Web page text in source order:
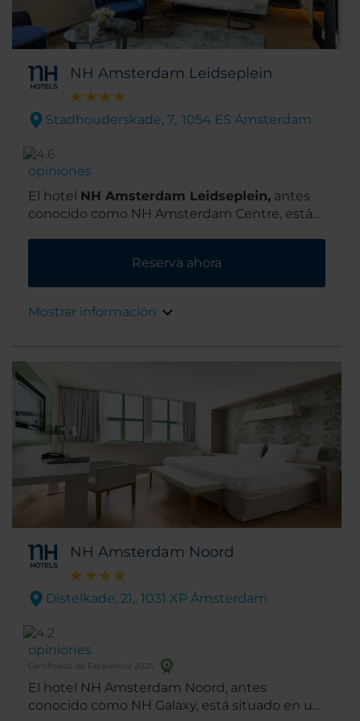
NH Amsterdam Leidseplein
Stadhouderskade, 7,. 1054 ES Ámsterdam
opiniones
El hotel NH Amsterdam Leidseplein, antes
conocido como NH Amsterdam Centre, está
el precioso barrio de los museos es ideal ya
que el Museo Van Gogh está a un corto paseo.
hotel encontrarás tiendas, cafeterías y
Reserva ahora
Mostrar información
NH Amsterdam Noord
Distelkade, 21,. 1031 XP Ámsterdam
opiniones
Certificado de Excelencia 2025
El hotel NH Amsterdam Noord, antes
conocido como NH Galaxy, está situado en un